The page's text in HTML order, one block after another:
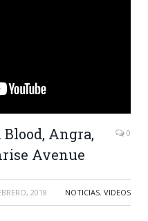
Blood, Angra,
Avenue
0
2018 NOTICIAS, VIDEOS